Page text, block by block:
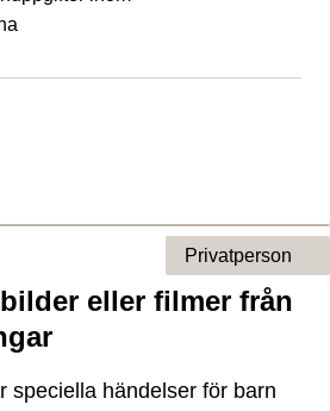
eller filmer från
Privatperson
speciella händelser för barn